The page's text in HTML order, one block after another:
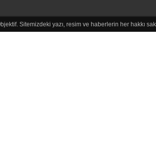
Sitemizdeki yazı, resim ve haberlerin her hakkı